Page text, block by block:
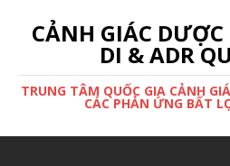
CẢNH GIÁC
DI & ADR
TRUNG TÂM QUỐC GIA CẢNH
CÁC PHẢN ỨNG BẤT